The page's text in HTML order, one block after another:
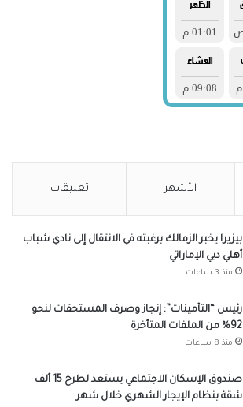
الأشهر تعليقات
بيزيرا يخبر الزمالك برغبته في الانتقال إلى نادي شباب
أهلي دبي الإماراتي
منذ 3 ساعات
رئيس “التأمينات”: إنجاز وصرف المستحقات لنحو
92% من الملفات المتأخرة
منذ 8 ساعات
صندوق الإسكان الاجتماعي يستعد لطرح 15 ألف
شقة بنظام الإيجار الشهري خلال شهر